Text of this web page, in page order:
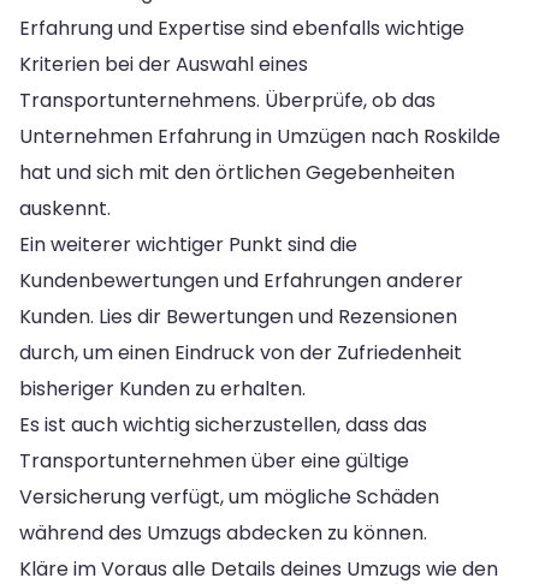
Erfahrung und Expertise sind ebenfalls wichtige
Kriterien bei der Auswahl eines
Transportunternehmens. Überprüfe, ob das
Unternehmen Erfahrung in Umzügen nach Roskilde
hat und sich mit den örtlichen Gegebenheiten
auskennt.
Ein weiterer wichtiger Punkt sind die
Kundenbewertungen und Erfahrungen anderer
Kunden. Lies dir Bewertungen und Rezensionen
durch, um einen Eindruck von der Zufriedenheit
bisheriger Kunden zu erhalten.
Es ist auch wichtig sicherzustellen, dass das
Transportunternehmen über eine gültige
Versicherung verfügt, um mögliche Schäden
während des Umzugs abdecken zu können.
Kläre im Voraus alle Details deines Umzugs wie den